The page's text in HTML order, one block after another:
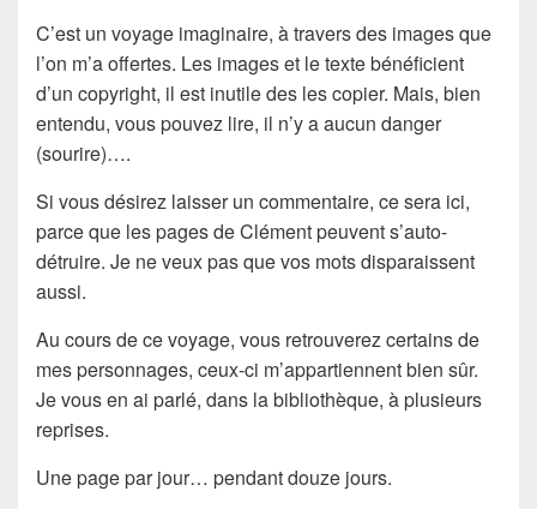
C’est un voyage imaginaire, à travers des images que
l’on m’a offertes. Les images et le texte bénéficient
d’un copyright, il est inutile des les copier. Mais, bien
entendu, vous pouvez lire, il n’y a aucun danger
(sourire)….
Si vous désirez laisser un commentaire, ce sera ici,
parce que les pages de Clément peuvent s’auto-
détruire. Je ne veux pas que vos mots disparaissent
aussi.
Au cours de ce voyage, vous retrouverez certains de
mes personnages, ceux-ci m’appartiennent bien sûr.
Je vous en ai parlé, dans la bibliothèque, à plusieurs
reprises.
Une page par jour… pendant douze jours.